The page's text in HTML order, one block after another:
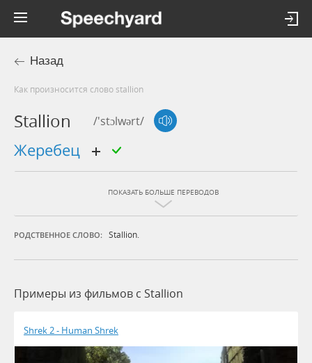
Назад
Как произносится слово stallion
Stallion /'stɔlwərt/
жеребец
ПОКАЗАТЬ БОЛЬШЕ ПЕРЕВОДОВ
РОДСТВЕННОЕ СЛОВО: Stallion.
Примеры из фильмов c Stallion
Shrek 2 - Human Shrek